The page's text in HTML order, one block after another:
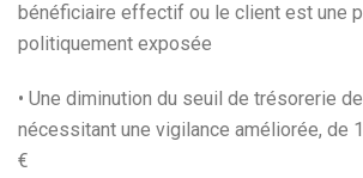
bénéficiaire effectif ou le client est une
politiquement exposée
• Une diminution du seuil de trésorerie
nécessitant une vigilance améliorée, de
€